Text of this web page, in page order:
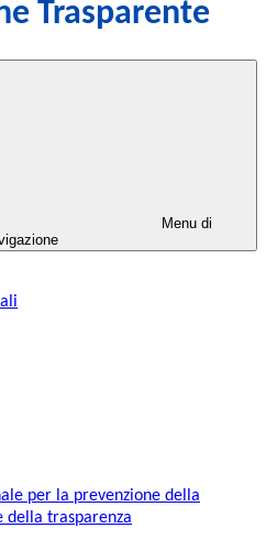
Trasparente
Menu di
per la prevenzione della
della trasparenza